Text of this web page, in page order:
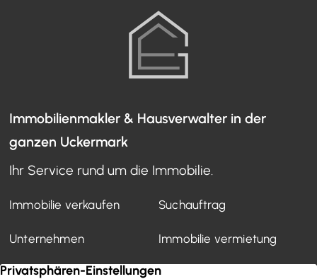
Immobilienmakler & Hausverwalter in der
ganzen Uckermark
Ihr Service rund um die Immobilie.
Immobilie verkaufen Suchauftrag
Unternehmen Immobilie vermietung
Mietverwaltung Kundenstimmen